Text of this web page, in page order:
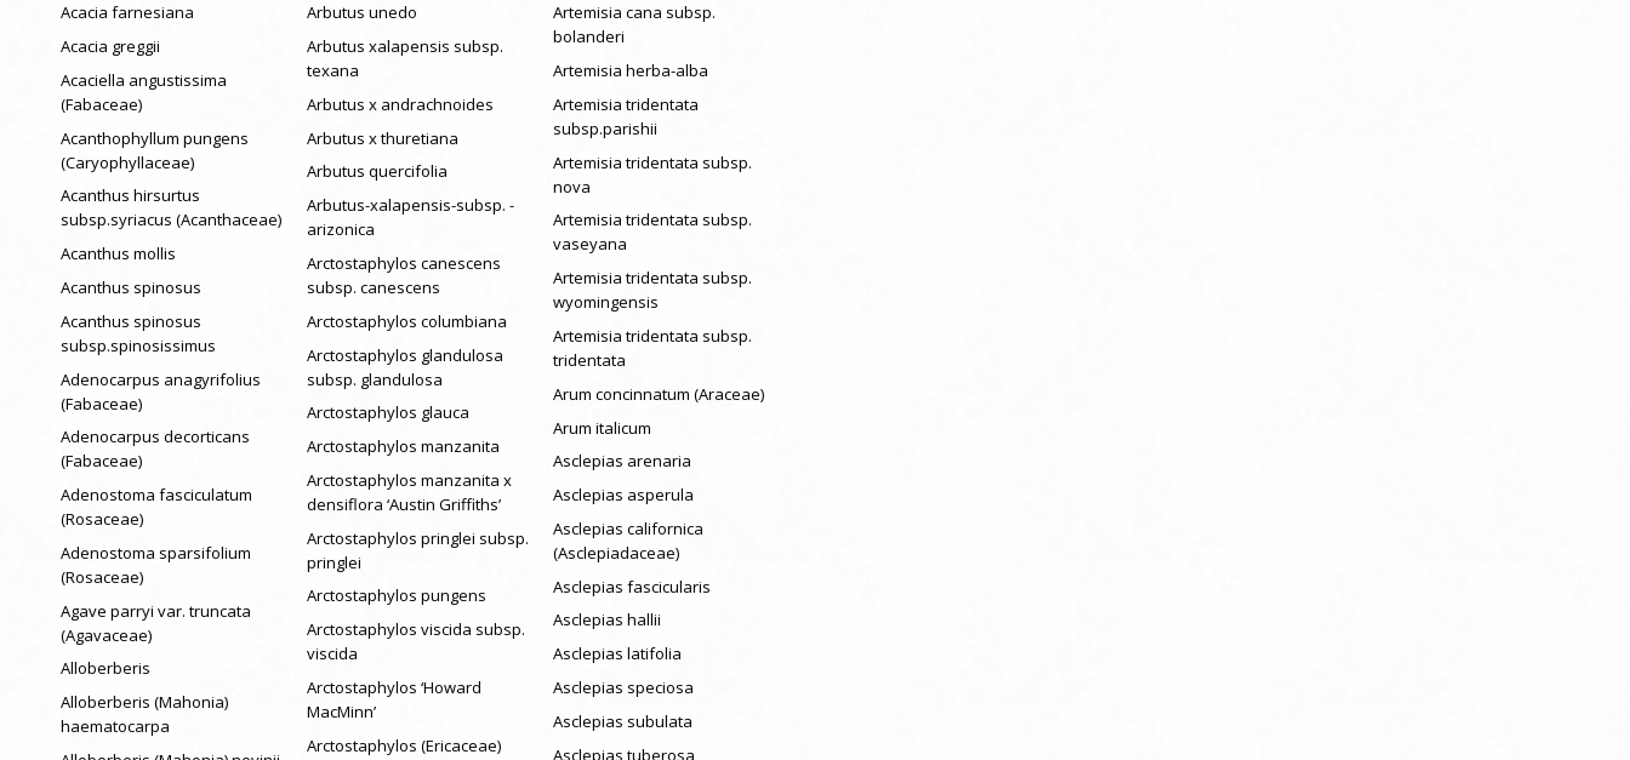
Acacia farnesiana
Acacia greggii
Acaciella angustissima
(Fabaceae)
Acanthophyllum pungens
(Caryophyllaceae)
Acanthus hirsurtus
subsp.syriacus (Acanthaceae)
Acanthus mollis
Acanthus spinosus
Acanthus spinosus
subsp.spinosissimus
Adenocarpus anagyrifolius
(Fabaceae)
Adenocarpus decorticans
(Fabaceae)
Adenostoma fasciculatum
(Rosaceae)
Adenostoma sparsifolium
(Rosaceae)
Agave parryi var. truncata
(Agavaceae)
Alloberberis
Alloberberis (Mahonia)
haematocarpa
Arbutus unedo
Arbutus xalapensis subsp.
texana
Arbutus x andrachnoides
Arbutus x thuretiana
Arbutus quercifolia
Arbutus-xalapensis-subsp. -
arizonica
Arctostaphylos canescens
subsp. canescens
Arctostaphylos columbiana
Arctostaphylos glandulosa
subsp. glandulosa
Arctostaphylos glauca
Arctostaphylos manzanita
Arctostaphylos manzanita x
densiflora ‘Austin Griffiths’
Arctostaphylos pringlei subsp.
pringlei
Arctostaphylos pungens
Arctostaphylos viscida subsp.
viscida
Arctostaphylos ‘Howard
MacMinn’
Arctostaphylos (Ericaceae)
Artemisia cana subsp.
bolanderi
Artemisia herba-alba
Artemisia tridentata
subsp.parishii
Artemisia tridentata subsp.
nova
Artemisia tridentata subsp.
vaseyana
Artemisia tridentata subsp.
wyomingensis
Artemisia tridentata subsp.
tridentata
Arum concinnatum (Araceae)
Arum italicum
Asclepias arenaria
Asclepias asperula
Asclepias californica
(Asclepiadaceae)
Asclepias fascicularis
Asclepias hallii
Asclepias latifolia
Asclepias speciosa
Asclepias subulata
Asclepias tuberosa